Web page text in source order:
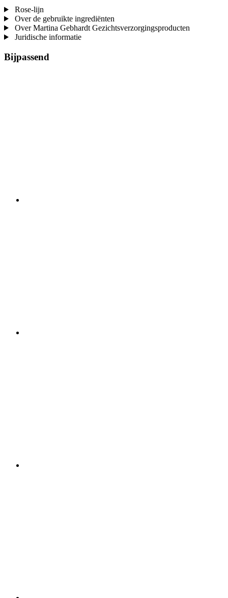
Rose-lijn
Over de gebruikte ingrediënten
Over Martina Gebhardt Gezichtsverzorgingsproducten
Juridische informatie
Bijpassend